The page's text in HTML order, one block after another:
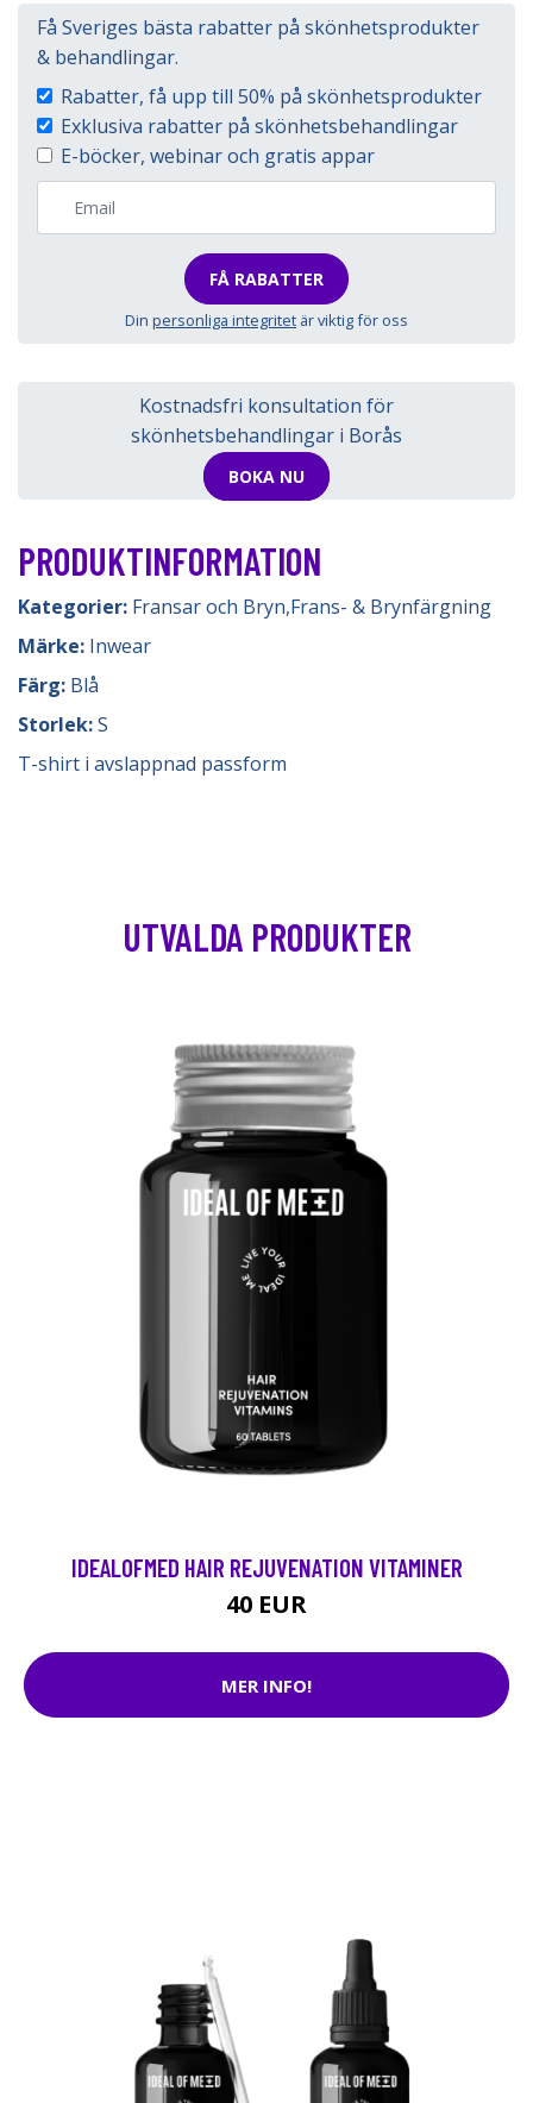
Få Sveriges bästa rabatter på skönhetsprodukter
& behandlingar.
Rabatter, få upp till 50% på skönhetsprodukter
Exklusiva rabatter på skönhetsbehandlingar
E-böcker, webinar och gratis appar
FÅ RABATTER
Din personliga integritet är viktig för oss
Kostnadsfri konsultation för
skönhetsbehandlingar i Borås
BOKA NU
PRODUKTINFORMATION
Kategorier: Fransar och Bryn,Frans- & Brynfärgning
Märke: Inwear
Färg: Blå
Storlek:S
T-shirt i avslappnad passform
UTVALDA PRODUKTER
IDEALOFMED HAIR REJUVENATION VITAMINER
40 EUR
MER INFO!